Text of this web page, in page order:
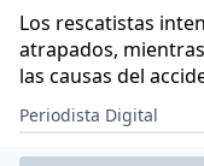
Los rescatistas
atrapados,
las causas del
Periodista Digital
Archivado en: